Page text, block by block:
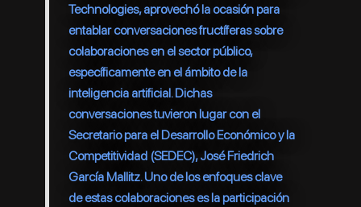
Technologies, aprovechó la ocasión para
entablar conversaciones fructíferas sobre
colaboraciones en el sector público,
específicamente en el ámbito de la
inteligencia artificial. Dichas
conversaciones tuvieron lugar con el
Secretario para el Desarrollo Económico y la
Competitividad (SEDEC), José Friedrich
García Mallitz. Uno de los enfoques clave
de estas colaboraciones es la participación